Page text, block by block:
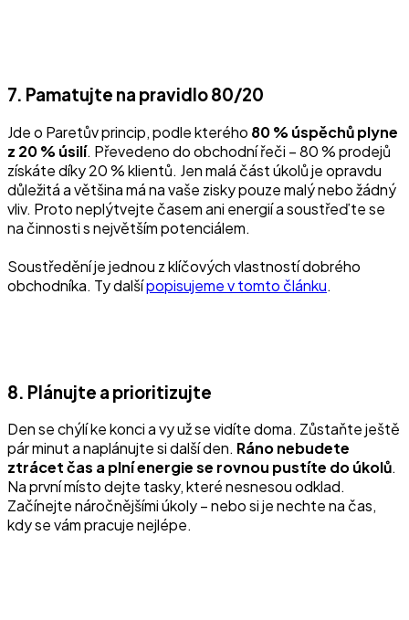
7. Pamatujte na pravidlo 80/20
Jde o Paretův princip, podle kterého 80 % úspěchů plyne
z 20 % úsilí. Převedeno do obchodní řeči – 80 % prodejů
získáte díky 20 % klientů. Jen malá část úkolů je opravdu
důležitá a většina má na vaše zisky pouze malý nebo žádný
vliv. Proto neplýtvejte časem ani energií a soustřeďte se
na činnosti s největším potenciálem.
Soustředění je jednou z klíčových vlastností dobrého
obchodníka. Ty dalšípopisujeme v tomto článku.
8. Plánujte a prioritizujte
Den se chýlí ke konci a vy už se vidíte doma. Zůstaňte ještě
pár minut a naplánujte si další den. Ráno nebudete
ztrácet čas a plní energie se rovnou pustíte do úkolů.
Na první místo dejte tasky, které nesnesou odklad.
Začínejte náročnějšími úkoly – nebo si je nechte na čas,
kdy se vám pracuje nejlépe.